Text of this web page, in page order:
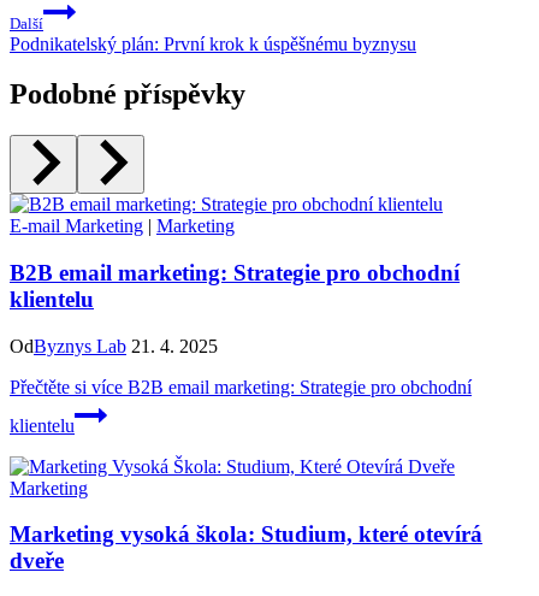
Další
Podnikatelský plán: První krok k úspěšnému byznysu
Podobné příspěvky
E-mail Marketing | Marketing
B2B email marketing: Strategie pro obchodní
klientelu
OdByznys Lab 21. 4. 2025
Přečtěte si více B2B email marketing: Strategie pro obchodní
klientelu
Marketing
Marketing vysoká škola: Studium, které otevírá
dveře